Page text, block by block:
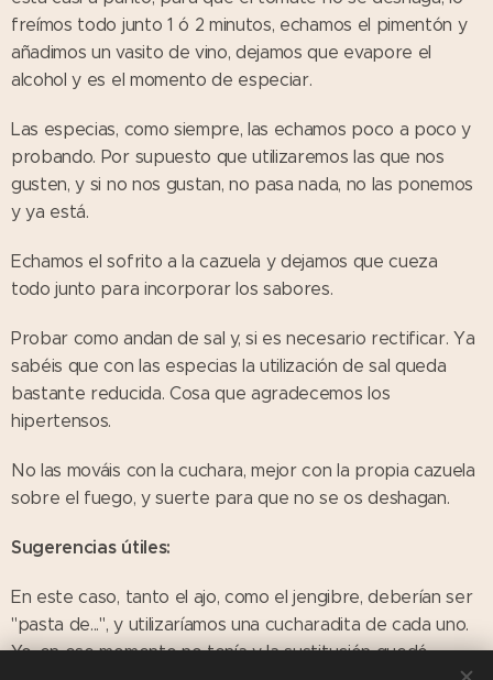
freímos todo junto 1 ó 2 minutos, echamos el pimentón y
añadimos un vasito de vino, dejamos que evapore el
alcohol y es el momento de especiar.
Las especias, como siempre, las echamos poco a poco y
probando. Por supuesto que utilizaremos las que nos
gusten, y si no nos gustan, no pasa nada, no las ponemos
y ya está.
Echamos el sofrito a la cazuela y dejamos que cueza
todo junto para incorporar los sabores.
Probar como andan de sal y, si es necesario rectificar. Ya
sabéis que con las especias la utilización de sal queda
bastante reducida. Cosa que agradecemos los
hipertensos.
No las mováis con la cuchara, mejor con la propia cazuela
sobre el fuego, y suerte para que no se os deshagan.
Sugerencias útiles:
En este caso, tanto el ajo, como el jengibre, deberían ser
"pasta de...", y utilizaríamos una cucharadita de cada uno.
Yo, en ese momento no tenía y la sustitución quedó